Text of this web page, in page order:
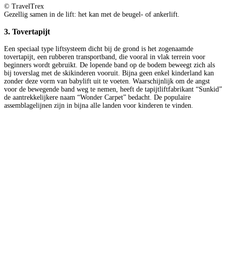
© TravelTrex
Gezellig samen in de lift: het kan met de beugel- of ankerlift.
3. Tovertapijt
Een speciaal type liftsysteem dicht bij de grond is het zogenaamde
tovertapijt, een rubberen transportband, die vooral in vlak terrein voor
beginners wordt gebruikt. De lopende band op de bodem beweegt zich als
bij toverslag met de skikinderen vooruit. Bijna geen enkel kinderland kan
zonder deze vorm van babylift uit te voeten. Waarschijnlijk om de angst
voor de bewegende band weg te nemen, heeft de tapijtliftfabrikant “Sunkid”
de aantrekkelijkere naam “Wonder Carpet” bedacht. De populaire
assemblagelijnen zijn in bijna alle landen voor kinderen te vinden.